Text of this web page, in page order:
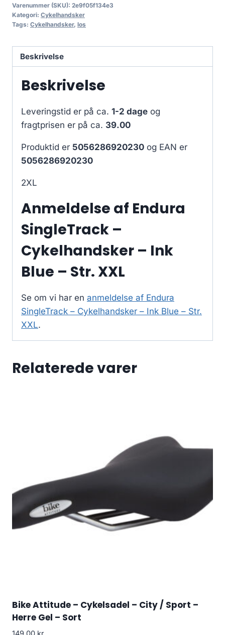
Varenummer (SKU): 2e9f05f134e3
Kategori: Cykelhandsker
Tags: Cykelhandsker, los
Beskrivelse
Beskrivelse
Leveringstid er på ca. 1-2 dage og
fragtprisen er på ca. 39.00
Produktid er 5056286920230 og EAN er
5056286920230
2XL
Anmeldelse af Endura
SingleTrack –
Cykelhandsker – Ink
Blue – Str. XXL
Se om vi har en anmeldelse af Endura
SingleTrack – Cykelhandsker – Ink Blue – Str.
XXL.
Relaterede varer
Bike Attitude – Cykelsadel – City / Sport –
Herre Gel – Sort